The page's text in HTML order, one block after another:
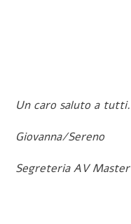
Un caro saluto a tutti.
Giovanna/Sereno
Segreteria AV Master